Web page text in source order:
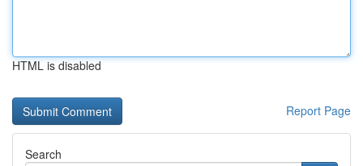
HTML is disabled
Report Page
Search